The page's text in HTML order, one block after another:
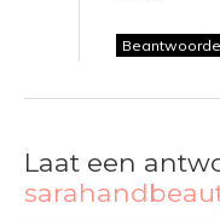
Laat een